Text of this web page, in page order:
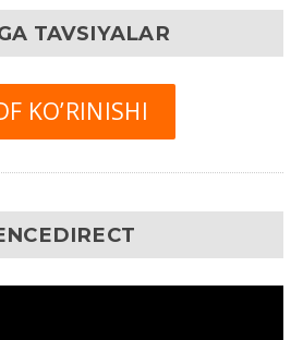
TAVSIYALAR
KO’RINISHI